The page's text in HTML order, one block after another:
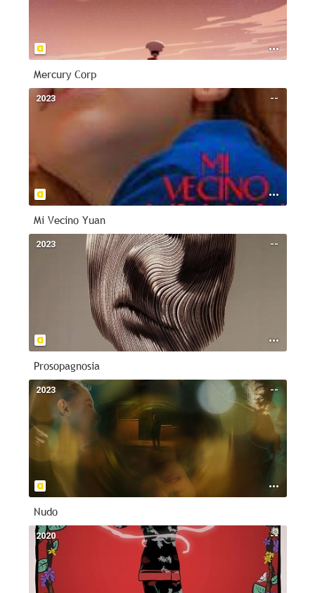
Mercury Corp
--
2023
Mi Vecino Yuan
--
2023
Prosopagnosia
--
2023
Nudo
--
2020